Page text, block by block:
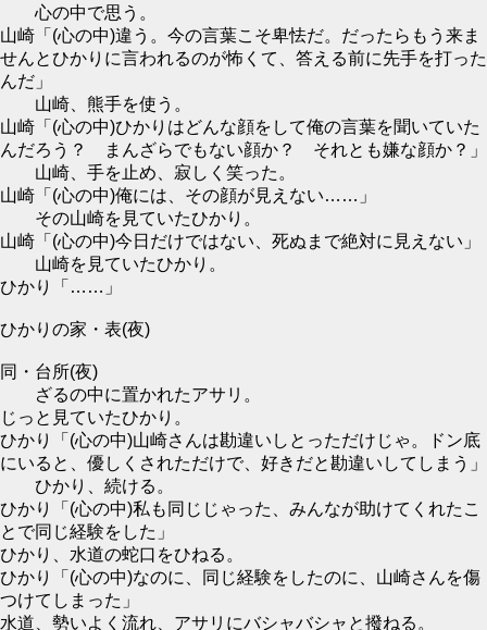
心の中で思う。
山崎「(心の中)違う。今の言葉こそ卑怯だ。だったらもう来ま
せんとひかりに言われるのが怖くて、答える前に先手を打った
んだ」
山崎、熊手を使う。
山崎「(心の中)ひかりはどんな顔をして俺の言葉を聞いていた
んだろう？ まんざらでもない顔か？ それとも嫌な顔か？」
山崎、手を止め、寂しく笑った。
山崎「(心の中)俺には、その顔が見えない……」
その山崎を見ていたひかり。
山崎「(心の中)今日だけではない、死ぬまで絶対に見えない」
山崎を見ていたひかり。
ひかり「……」
ひかりの家・表(夜)
同・台所(夜)
ざるの中に置かれたアサリ。
じっと見ていたひかり。
ひかり「(心の中)山崎さんは勘違いしとっただけじゃ。ドン底
にいると、優しくされただけで、好きだと勘違いしてしまう」
ひかり、続ける。
ひかり「(心の中)私も同じじゃった、みんなが助けてくれたこ
とで同じ経験をした」
ひかり、水道の蛇口をひねる。
ひかり「(心の中)なのに、同じ経験をしたのに、山崎さんを傷
つけてしまった」
水道、勢いよく流れ、アサリにバシャバシャと撥ねる。